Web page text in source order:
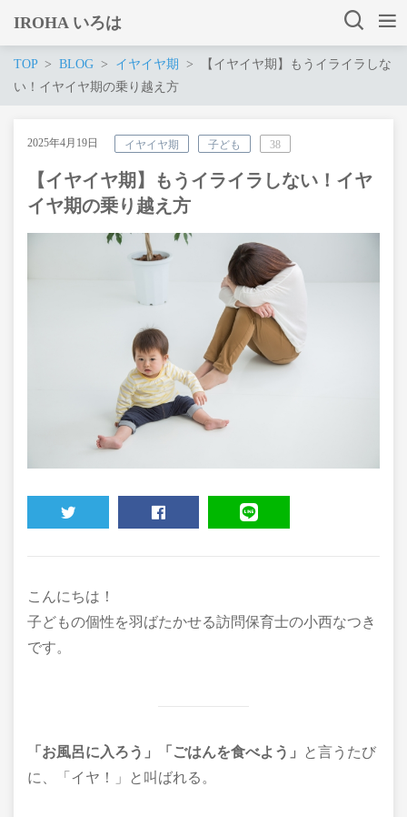
IROHA いろは
TOP BLOG イヤイヤ期
【イヤイヤ期】もうイライラしな
い！イヤイヤ期の乗り越え方
2025年4月19日 イヤイヤ期 子ども 38
【イヤイヤ期】もうイライラしない！イヤ
イヤ期の乗り越え方
こんにちは！
子どもの個性を羽ばたかせる訪問保育士の小西なつき
です。
「お風呂に入ろう」「ごはんを食べよう」
と言うたび
に、「イヤ！」と叫ばれる。